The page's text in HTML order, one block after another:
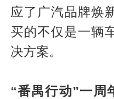
应了广汽品牌焕
买的不仅是一辆
决方案。
“番禺行动”一周